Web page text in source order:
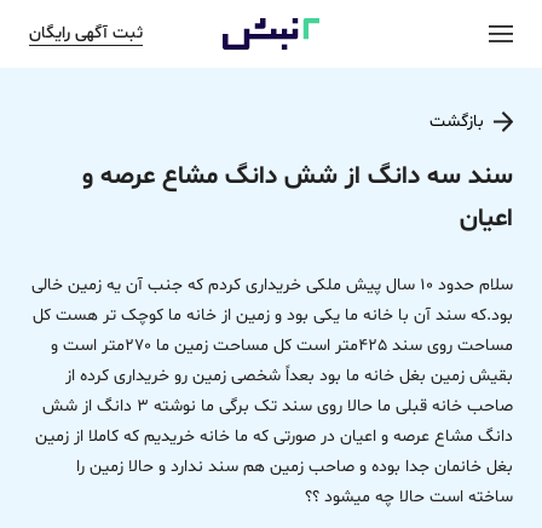
ثبت آگهی رایگان
بازگشت
سند سه دانگ از شش دانگ مشاع عرصه و
اعیان
سلام حدود 10 سال پیش ملکی خریداری کردم که جنب آن یه زمین خالی
بود.که سند آن با خانه ما یکی بود و زمین از خانه ما کوچک تر هست کل
مساحت روی سند 425متر است کل مساحت زمین ما 270متر است و
بقیش زمین بغل خانه ما بود بعداً شخصی زمین رو خریداری کرده از
صاحب خانه قبلی ما حالا روی سند تک برگی ما نوشته 3 دانگ‌ از شش
دانگ مشاع عرصه و اعیان در صورتی که ما خانه خریدیم که کاملا از زمین
بغل خانمان جدا بوده و صاحب زمین هم سند ندارد و حالا زمین را
ساخته است حالا چه میشود ؟؟